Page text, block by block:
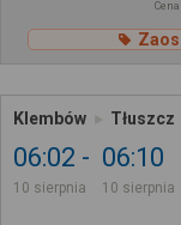
Klembów Tłuszcz
06:02
10 sierpnia
06:10
10 sierpnia